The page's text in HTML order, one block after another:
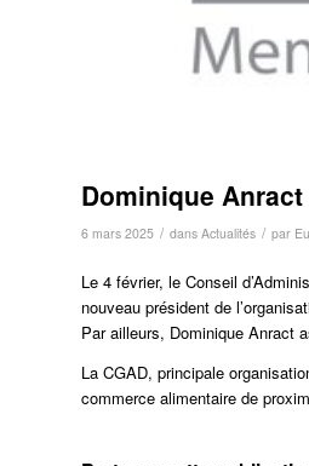
Dominique
6 mars 2025 / dans Actualités / par
Le 4 février, le Conseil
nouveau président de
Par ailleurs, Dominique Anract
La CGAD, principale
commerce alimentaire de